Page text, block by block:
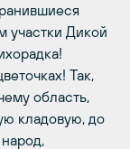
участки Дикой
Так,
область,
кладовую, до